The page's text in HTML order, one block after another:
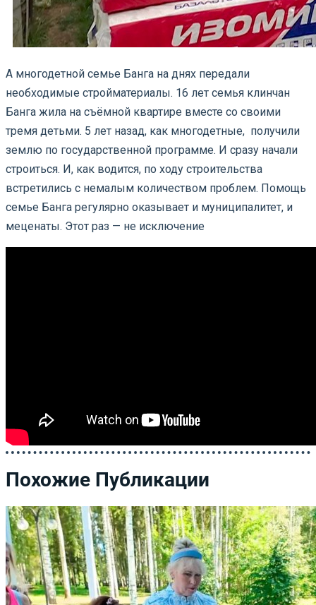
А многодетной семье Банга на днях передали
необходимые стройматериалы. 16 лет семья клинчан
Банга жила на съёмной квартире вместе со своими
тремя детьми. 5 лет назад, как многодетные, получили
землю по государственной программе. И сразу начали
строиться. И, как водится, по ходу строительства
встретились с немалым количеством проблем. Помощь
семье Банга регулярно оказывает и муниципалитет, и
меценаты. Этот раз — не исключение
Похожие Публикации